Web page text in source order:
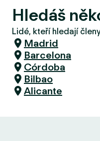
Hledáš
Lidé, kteří hledají
Madrid
Barcelona
Córdoba
Bilbao
Alicante